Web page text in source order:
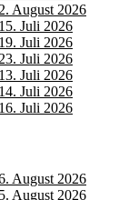
August 2026
Juli 2026
Juli 2026
Juli 2026
Juli 2026
Juli 2026
Juli 2026
August 2026
August 2026